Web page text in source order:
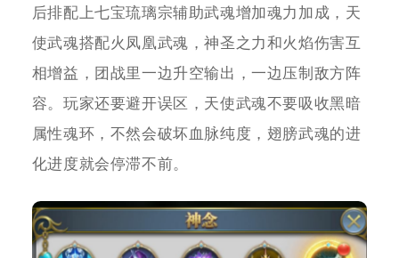
后排配上七宝琉璃宗辅助武魂增加魂力加成，天
使武魂搭配火凤凰武魂，神圣之力和火焰伤害互
相增益，团战里一边升空输出，一边压制敌方阵
容。玩家还要避开误区，天使武魂不要吸收黑暗
属性魂环，不然会破坏血脉纯度，翅膀武魂的进
化进度就会停滞不前。